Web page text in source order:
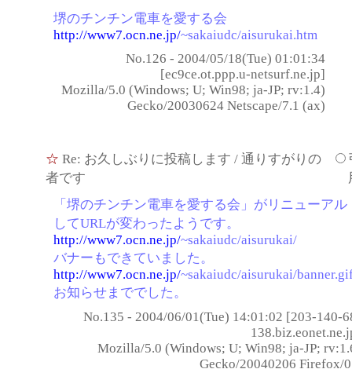
堺のチンチン電車を愛する会
http://www7.ocn.ne.jp/~sakaiudc/aisurukai.htm
No.126 - 2004/05/18(Tue) 01:01:34
[ec9ce.ot.ppp.u-netsurf.ne.jp]
Mozilla/5.0 (Windows; U; Win98; ja-JP; rv:1.4)
Gecko/20030624 Netscape/7.1 (ax)
☆ Re: お久しぶりに投稿します / 通りすがりの
者です
「堺のチンチン電車を愛する会」がリニューアル
してURLが変わったようです。
http://www7.ocn.ne.jp/~sakaiudc/aisurukai/
バナーもできていました。
http://www7.ocn.ne.jp/~sakaiudc/aisurukai/
お知らせまででした。
No.135 - 2004/06/01(Tue) 14:01:02 [203-140-
Mozilla/5.0 (Windows; U; Win98; ja-JP;
Gecko/20040206 Firefox/